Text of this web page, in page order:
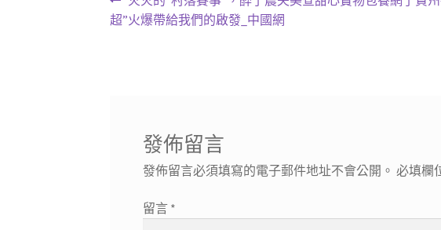
章一
超”火爆帶給我們的啟發_中國網
發佈留言
發佈留言必須填寫的電子郵件地址不會公開。 必填欄
留言 *